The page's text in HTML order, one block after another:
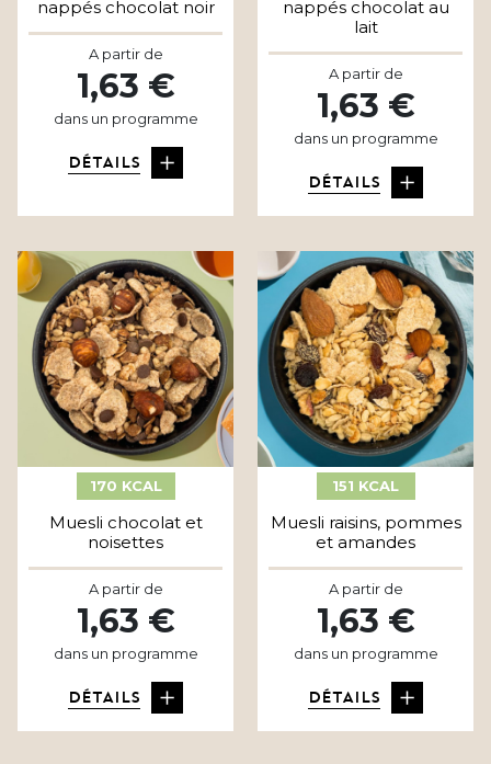
nappés chocolat noir
A partir de
1,63 €
dans un programme
DÉTAILS
nappés chocolat au
lait
A partir de
1,63 €
dans un programme
DÉTAILS
170 KCAL
Muesli chocolat et
noisettes
A partir de
1,63 €
dans un programme
DÉTAILS
151 KCAL
Muesli raisins, pommes
et amandes
A partir de
1,63 €
dans un programme
DÉTAILS